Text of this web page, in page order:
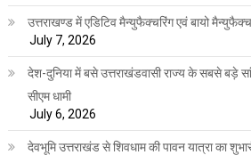
उत्तराखण्ड में एडिटिव मैन्युफैक्चरिंग एवं बायो
July 7, 2026
देश-दुनिया में बसे उत्तराखंडवासी राज्य के सबसे बड़े
सीएम धामी
July 6, 2026
देवभूमि उत्तराखंड से शिवधाम की पावन यात्रा का